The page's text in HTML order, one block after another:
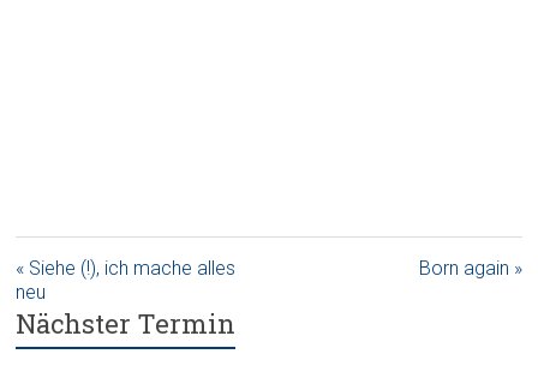
« Siehe (!), ich mache alles
neu
Born again »
Nächster Termin